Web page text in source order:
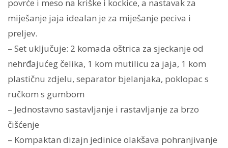
povrće i meso na kriške i kockice, a nastavak za
miješanje jaja idealan je za miješanje peciva i
preljev.
– Set uključuje: 2 komada oštrica za sjeckanje od
nehrđajućeg čelika, 1 kom mutilicu za jaja, 1 kom
plastičnu zdjelu, separator bjelanjaka, poklopac s
ručkom s gumbom
– Jednostavno sastavljanje i rastavljanje za brzo
čišćenje
– Kompaktan dizajn jedinice olakšava pohranjivanje